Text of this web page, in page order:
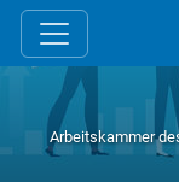
zum Inhalt
Arbeitskammer